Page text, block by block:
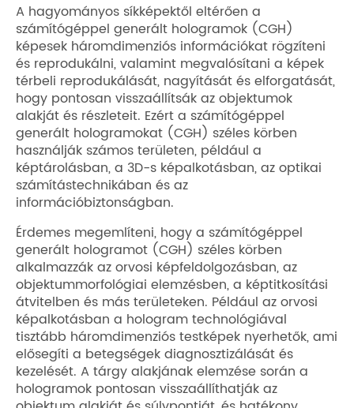
A hagyományos síkképektől eltérően a
számítógéppel generált hologramok (CGH)
képesek háromdimenziós információkat rögzíteni
és reprodukálni, valamint megvalósítani a képek
térbeli reprodukálását, nagyítását és elforgatását,
hogy pontosan visszaállítsák az objektumok
alakját és részleteit. Ezért a számítógéppel
generált hologramokat (CGH) széles körben
használják számos területen, például a
képtárolásban, a 3D-s képalkotásban, az optikai
számítástechnikában és az
információbiztonságban.
Érdemes megemlíteni, hogy a számítógéppel
generált hologramot (CGH) széles körben
alkalmazzák az orvosi képfeldolgozásban, az
objektummorfológiai elemzésben, a képtitkosítási
átvitelben és más területeken. Például az orvosi
képalkotásban a hologram technológiával
tisztább háromdimenziós testképek nyerhetők, ami
elősegíti a betegségek diagnosztizálását és
kezelését. A tárgy alakjának elemzése során a
hologramok pontosan visszaállíthatják az